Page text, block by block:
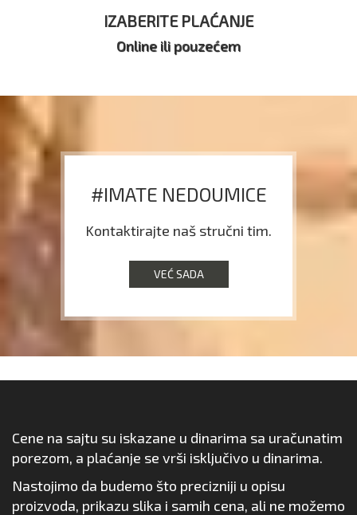
IZABERITE PLAĆANJE
Online ili pouzećem
#IMATE NEDOUMICE
Kontaktirajte naš stručni tim.
VEĆ SADA
Cene na sajtu su iskazane u dinarima sa uračunatim
porezom, a plaćanje se vrši isključivo u dinarima.
Nastojimo da budemo što precizniji u opisu
proizvoda, prikazu slika i samih cena, ali ne možemo